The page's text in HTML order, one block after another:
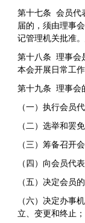
第十七条 会员代
届的，须由理事
记管理机关批准
第十八条 理事会
本会开展日常工
第十九条 理事会
（一）执行会员
（二）选举和罢
（三）筹备召开
（四）向会员代
（五）决定会员
（六）决定办事
立、变更和终止；